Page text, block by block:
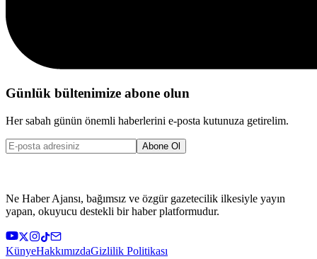
Günlük bültenimize abone olun
Her sabah günün önemli haberlerini e-posta kutunuza getirelim.
Abone Ol
Ne Haber Ajansı, bağımsız ve özgür gazetecilik ilkesiyle yayın
yapan, okuyucu destekli bir haber platformudur.
KünyeHakkımızdaGizlilik Politikası